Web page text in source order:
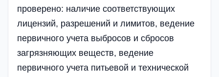
проверено: наличие соответствующих
лицензий, разрешений и лимитов, ведение
первичного учета выбросов и сбросов
загрязняющих веществ, ведение
первичного учета питьевой и технической